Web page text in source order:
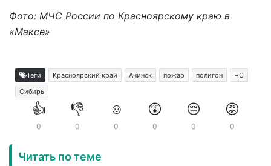
Фото: МЧС России по Красноярскому краю в
«Максе»
Теги Красноярский край Ачинск пожар полигон
ЧС
Сибирь
👍
0
👎
0
☺️
0
😲
0
😔
0
😡
0
Читать по теме